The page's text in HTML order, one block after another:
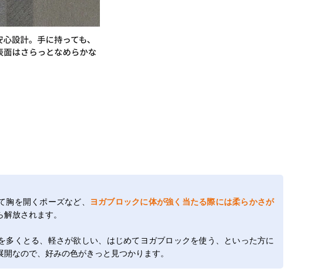
胸を開くポーズなど、
ヨガブロックに体が強く当たる際には柔らかさが
放されます。
多くとる、軽さが欲しい、はじめてヨガブロックを使う、といった方に
なので、好みの色がきっと見つかります。